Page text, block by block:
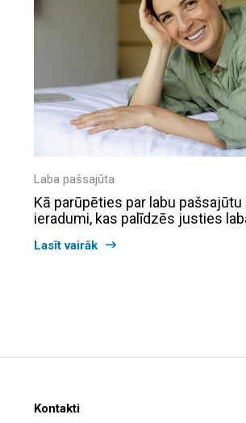
Laba pašsajūta
Kā parūpēties par labu
ieradumi, kas palīdzēs justies
Lasīt vairāk
Kontakti